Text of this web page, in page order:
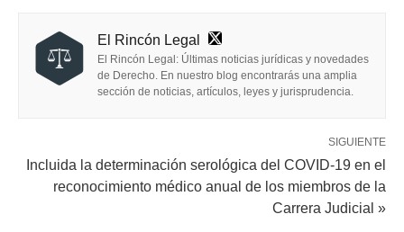
El Rincón Legal
El Rincón Legal: Últimas noticias jurídicas y novedades
de Derecho. En nuestro blog encontrarás una amplia
sección de noticias, artículos, leyes y jurisprudencia.
SIGUIENTE
Incluida la determinación serológica del COVID-19 en el
reconocimiento médico anual de los miembros de la
Carrera Judicial »